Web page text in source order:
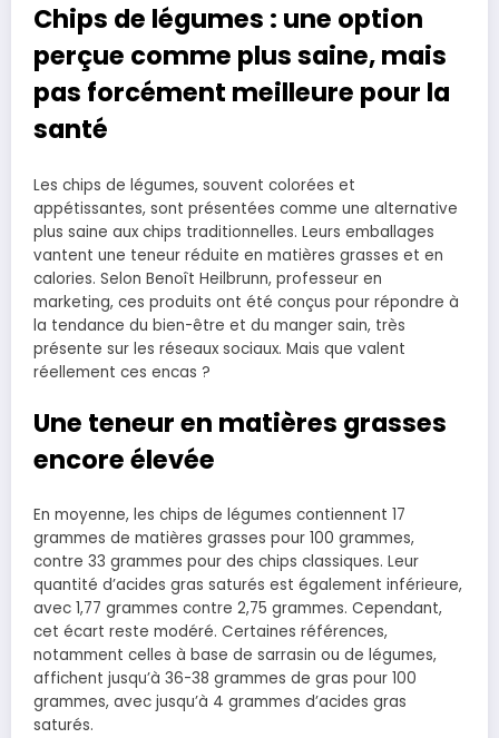
Chips de légumes : une option
perçue comme plus saine, mais
pas forcément meilleure pour la
santé
Les chips de légumes, souvent colorées et
appétissantes, sont présentées comme une alternative
plus saine aux chips traditionnelles. Leurs emballages
vantent une teneur réduite en matières grasses et en
calories. Selon Benoît Heilbrunn, professeur en
marketing, ces produits ont été conçus pour répondre à
la tendance du bien-être et du manger sain, très
présente sur les réseaux sociaux. Mais que valent
réellement ces encas ?
Une teneur en matières grasses
encore élevée
En moyenne, les chips de légumes contiennent 17
grammes de matières grasses pour 100 grammes,
contre 33 grammes pour des chips classiques. Leur
quantité d’acides gras saturés est également inférieure,
avec 1,77 grammes contre 2,75 grammes. Cependant,
cet écart reste modéré. Certaines références,
notamment celles à base de sarrasin ou de légumes,
affichent jusqu’à 36-38 grammes de gras pour 100
grammes, avec jusqu’à 4 grammes d’acides gras
saturés.